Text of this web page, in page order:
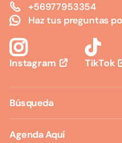
+56977953354
Haz tus preguntas
Instagram TikTok
Búsqueda
Agenda Aquí